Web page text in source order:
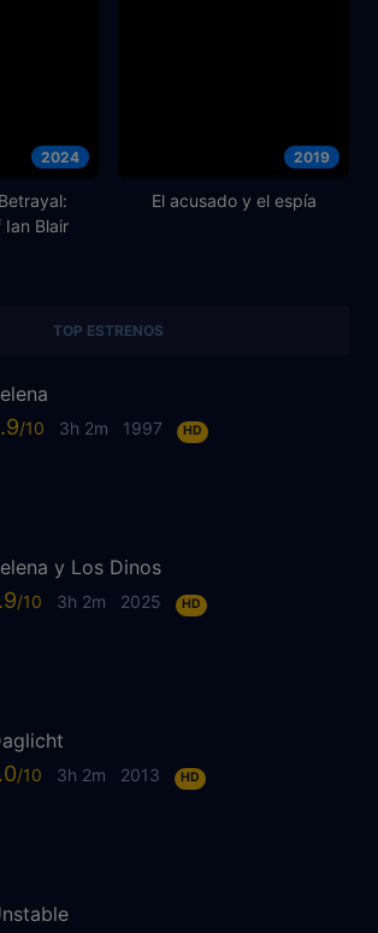
2024
Ian Blair
2019
El acusado y el espía
TOP ESTRENOS
3h 2m 1997 HD
y Los Dinos
3h 2m 2025 HD
3h 2m 2013 HD